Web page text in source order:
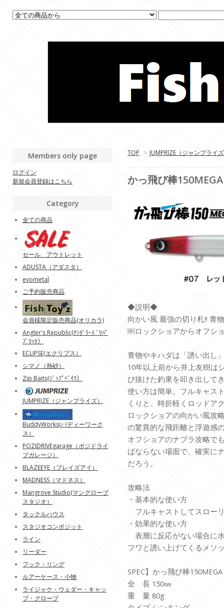
TOP > JUMPRIZE（ジャンプライ
かっ飛び棒
◆説明◆
向かい風 最強の切り札!! 青
￼ロックショアからオフシ
青物やキハダは「誘い出し
10年以上前から井上友樹は
び抜けた釣果を叩き出して
使い方は簡単。フルキャス
くりと、時折軽くロッドア
ロックショアの向かい風攻
の驚異的な飛距離と浮遊感
オフショアのナブラ攻略で
ばならない場面で、確実に
だろう。
攻略法
・基本的な使い方
フルキャストしてスロー
・効果的な使い方
表層に反応がない場合に
フワと誘い上げてくるメソ
SPEC】かっ飛び棒150MEGA
全 長 150㎜
重 量 80g
Members only page
ログイン
新規会員登録はこちら
Category
全ての商品
セール アウトレット
ADUSTA（アダスタ）
evometal
ご予約販売商品
会員様限定販売商品(オリカラ)
Angler's Republic(ｱﾝｸﾞﾗｰｽ ﾞﾘﾊﾟ
ﾌﾞﾘｯｸ）
ECLIPSE(エクリプス）
シマノ（熱砂）
Zip Baits(ｼﾞｯﾌﾟﾍﾞｲﾂ）
JUMPRIZE（ジャンプライズ）
BuddyWorks(バディーワーク
ス）
POZIDRIVEgarage（ポジドライ
ブガレージ）
BLAZEEYE（ブレイズアイ）
MADNESS（マドネス）
Mangrove Studio(マングローブ
スタジオ）
タックルハウス
スタジオコンポジット
ライン
リーダー
フック・リング
ルアーケース・小物
ライジャケ・ウェダー・キャッ
プ・グローブ